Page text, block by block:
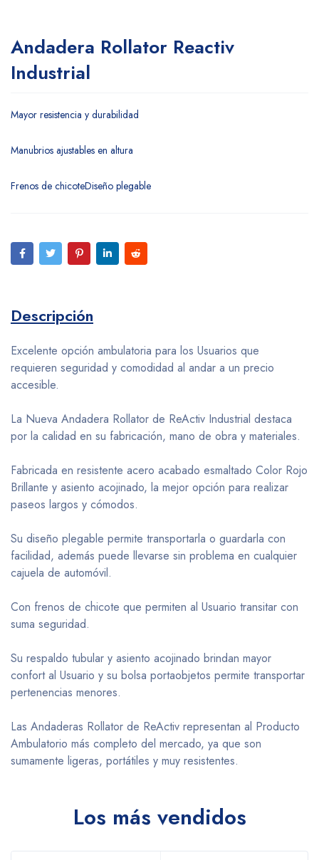
Andadera Rollator Reactiv
Industrial
Mayor resistencia y durabilidad
Manubrios ajustables en altura
Frenos de chicoteDiseño plegable
Descripción
Excelente opción ambulatoria para los Usuarios que
requieren seguridad y comodidad al andar a un precio
accesible.
La Nueva Andadera Rollator de ReActiv Industrial destaca
por la calidad en su fabricación, mano de obra y materiales.
Fabricada en resistente acero acabado esmaltado Color Rojo
Brillante y asiento acojinado, la mejor opción para realizar
paseos largos y cómodos.
Su diseño plegable permite transportarla o guardarla con
facilidad, además puede llevarse sin problema en cualquier
cajuela de automóvil.
Con frenos de chicote que permiten al Usuario transitar con
suma seguridad.
Su respaldo tubular y asiento acojinado brindan mayor
confort al Usuario y su bolsa portaobjetos permite transportar
pertenencias menores.
Las Andaderas Rollator de ReActiv representan al Producto
Ambulatorio más completo del mercado, ya que son
sumamente ligeras, portátiles y muy resistentes.
Los más vendidos